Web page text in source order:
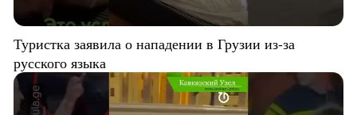
Туристка заявила о нападении в Грузии из-за
русского языка